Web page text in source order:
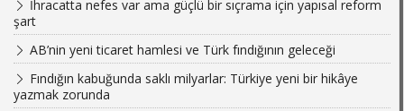
İhracatta nefes var ama güçlü bir sıçrama için yapısal reform
şart
AB’nin yeni ticaret hamlesi ve Türk fındığının geleceği
Fındığın kabuğunda saklı milyarlar: Türkiye yeni bir hikâye
yazmak zorunda